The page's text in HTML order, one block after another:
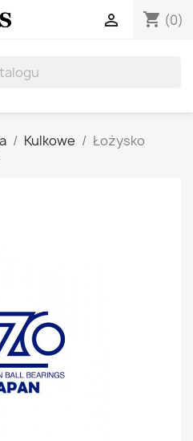
shopping_cart (0)

Kulkowe
Łożysko